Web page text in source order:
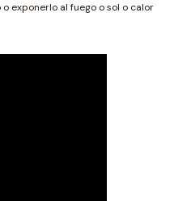
exponerlo al fuego o sol o calor